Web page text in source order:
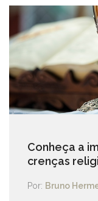
Conheça a
crenças
Por: Bruno